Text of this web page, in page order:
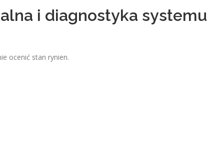
i diagnostyka systemu
ocenić stan rynien.